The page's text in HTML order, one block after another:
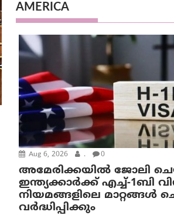
AMERICA
Aug 6, 2026 . 0
അമേരിക്കയില്‍ ജോലി
ഇന്ത്യക്കാർക്ക് എച്ച്-1ബി
നിയമങ്ങളിലെ മാറ്റങ്ങൾ
വർദ്ധിപ്പിക്കും